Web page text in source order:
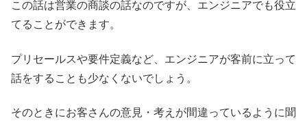
この話は営業の商談の話なのですが、エンジニアでも役立
てることができます。
プリセールスや要件定義など、エンジニアが客前に立って
話をすることも少なくないでしょう。
そのときにお客さんの意見・考えが間違っているように聞